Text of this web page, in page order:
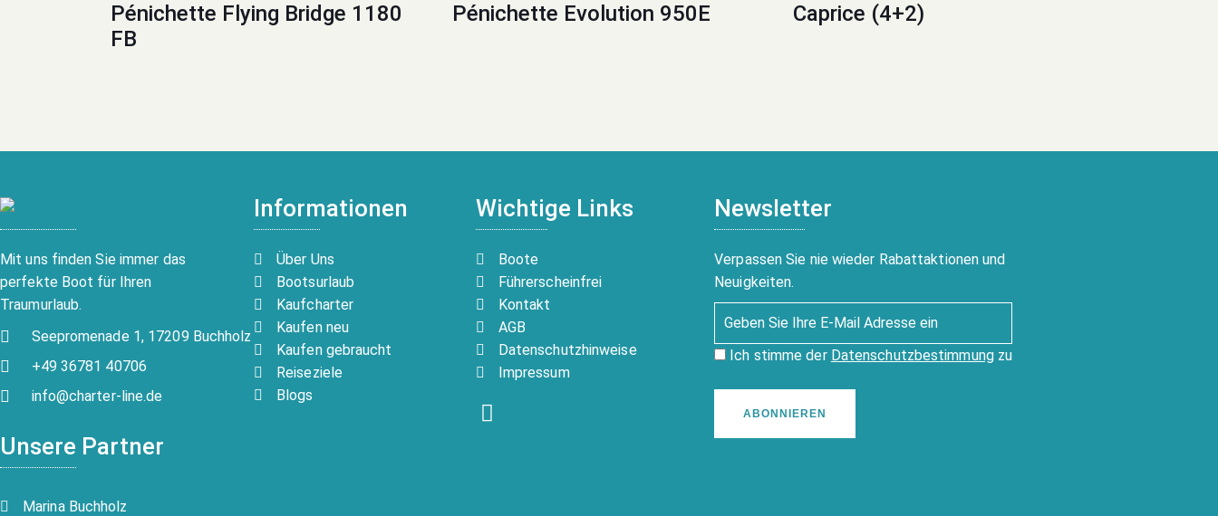
Pénichette Flying Bridge 1180
FB
Pénichette Evolution 950E Caprice (4+2)
Mit uns finden Sie immer das
perfekte Boot für Ihren
Traumurlaub.
Seepromenade 1, 17209 Buchholz
+49 36781 40706
info@charter-line.de
Unsere Partner
Marina Buchholz
Informationen
Über Uns
Bootsurlaub
Kaufcharter
Kaufen neu
Kaufen gebraucht
Reiseziele
Blogs
Wichtige Links
Boote
Führerscheinfrei
Kontakt
AGB
Datenschutzhinweise
Impressum
Newsletter
Verpassen Sie nie wieder Rabattaktionen und
Neuigkeiten.
Ich stimme der Datenschutzbestimmungzu
ABONNIEREN